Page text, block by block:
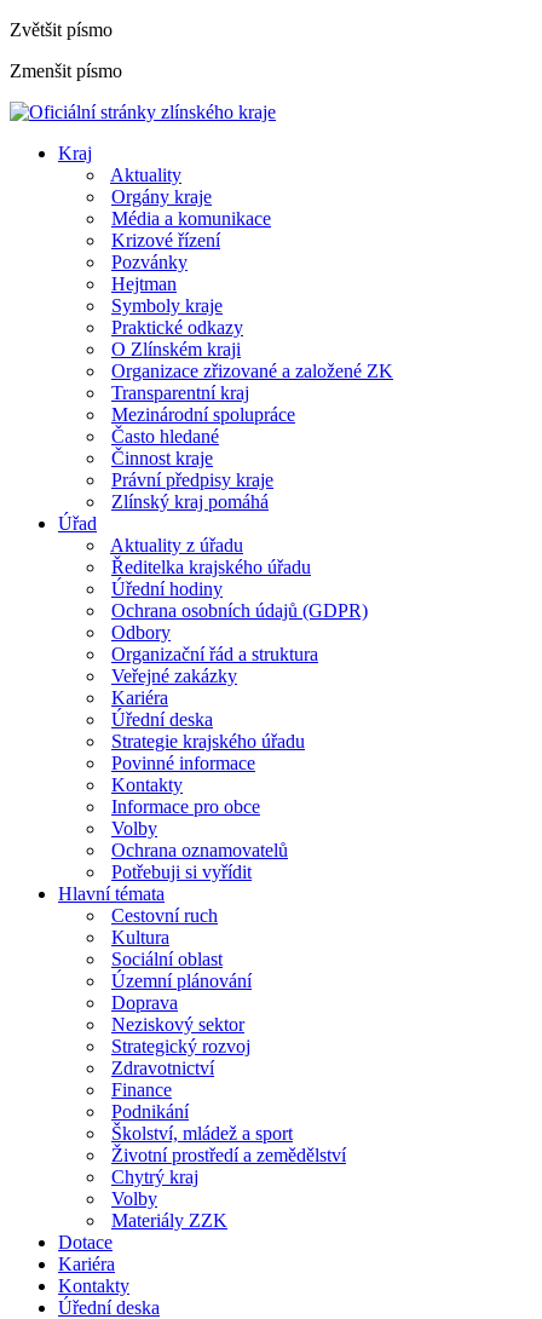
Zvětšit písmo
Zmenšit písmo
Kraj
Aktuality
Orgány kraje
Média a komunikace
Krizové řízení
Pozvánky
Hejtman
Symboly kraje
Praktické odkazy
O Zlínském kraji
Organizace zřizované a založené ZK
Transparentní kraj
Mezinárodní spolupráce
Často hledané
Činnost kraje
Právní předpisy kraje
Zlínský kraj pomáhá
Úřad
Aktuality z úřadu
Ředitelka krajského úřadu
Úřední hodiny
Ochrana osobních údajů (GDPR)
Odbory
Organizační řád a struktura
Veřejné zakázky
Kariéra
Úřední deska
Strategie krajského úřadu
Povinné informace
Kontakty
Informace pro obce
Volby
Ochrana oznamovatelů
Potřebuji si vyřídit
Hlavní témata
Cestovní ruch
Kultura
Sociální oblast
Územní plánování
Doprava
Neziskový sektor
Strategický rozvoj
Zdravotnictví
Finance
Podnikání
Školství, mládež a sport
Životní prostředí a zemědělství
Chytrý kraj
Volby
Materiály ZZK
Dotace
Kariéra
Kontakty
Úřední deska